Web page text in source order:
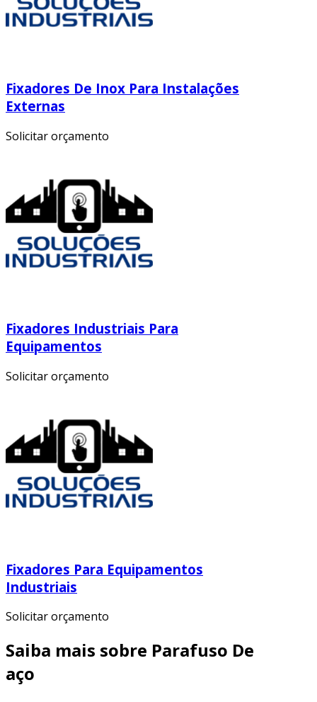
Fixadores De Inox Para Instalações
Externas
Solicitar orçamento
Fixadores Industriais Para
Equipamentos
Solicitar orçamento
Fixadores Para Equipamentos
Industriais
Solicitar orçamento
Saiba mais sobre Parafuso De
aço